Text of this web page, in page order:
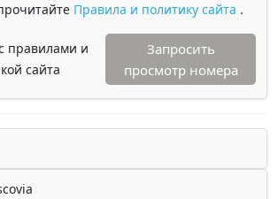
Правила и политику сайта .
правилами и
сайта
Запросить
просмотр номера